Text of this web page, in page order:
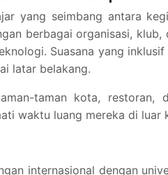
yang seimbang antara
berbagai organisasi, klub,
Suasana yang
latar belakang.
taman kota, restoran,
waktu luang mereka di luar
internasional dengan